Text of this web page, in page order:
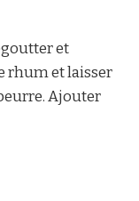
et
rhum et laisser
Ajouter